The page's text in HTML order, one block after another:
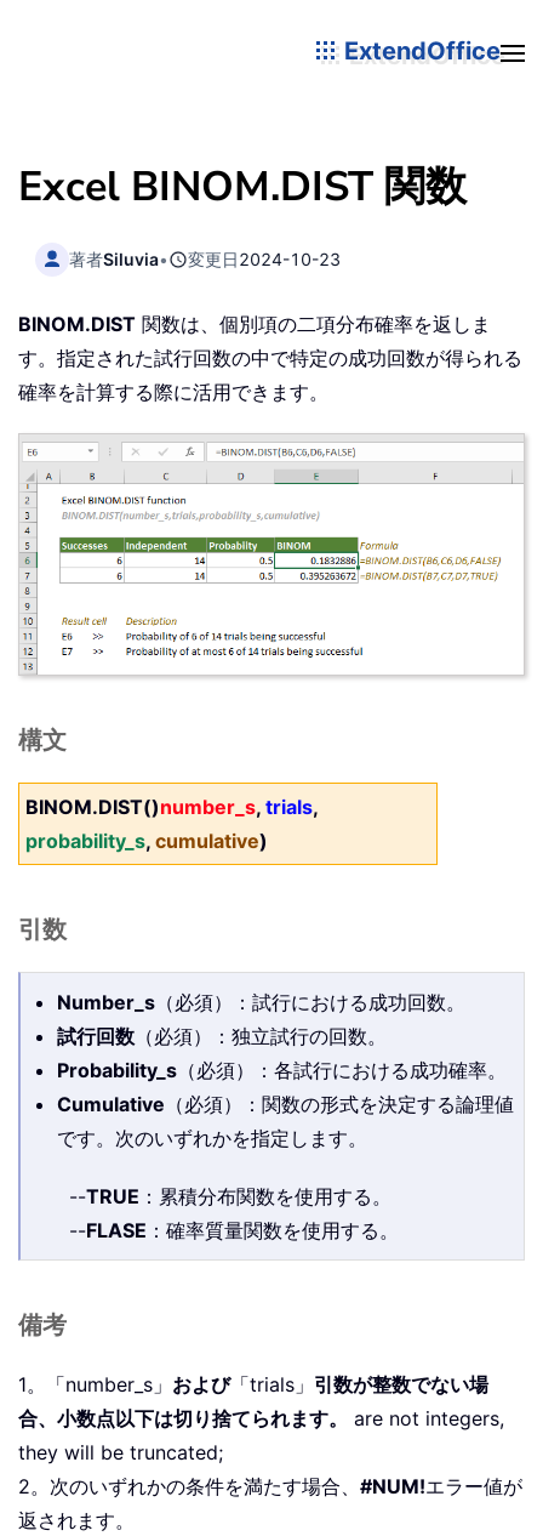
ExtendOffice
Excel BINOM.DIST 関数
著者Siluvia• 変更日2024-10-23
BINOM.DIST 関数は、個別項の二項分布確率を返しま
す。指定された試行回数の中で特定の成功回数が得られる
確率を計算する際に活用できます。
構文
BINOM.DIST()number_s, trials,
probability_s, cumulative)
引数
Number_s （必須）：試行における成功回数。
試行回数 （必須）：独立試行の回数。
Probability_s （必須）：各試行における成功確率。
Cumulative （必須）：関数の形式を決定する論理値
です。次のいずれかを指定します。
--TRUE ：累積分布関数を使用する。
--FLASE ：確率質量関数を使用する。
備考
1。「number_s」 および「trials」 引数が整数でない場
合、小数点以下は切り捨てられます。
are not integers,
they will be truncated;
2。次のいずれかの条件を満たす場合、 #NUM!エラー値が
返されます。